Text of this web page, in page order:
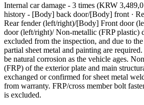
Internal car damage - 3 times (KRW
history - [Body] back door/[Body] front ·
Rear fender (left/right)/[Body] Front door
door (left/right)/ Non-metallic (FRP plastic)
excluded from the inspection, and due to
partial sheet metal and painting are
be natural corrosion as the vehicle ages.
(FRP) of the exterior plate and main
exchanged or confirmed for sheet metal
from warranty. FRP/cross member bolt
is excluded.